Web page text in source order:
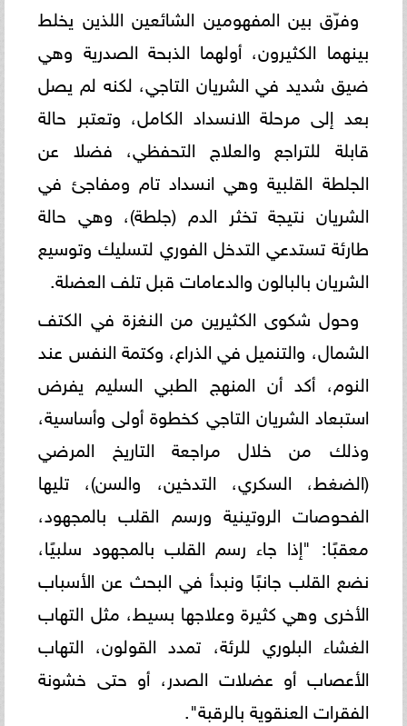
وفرّق بين المفهومين الشائعين اللذين يخلط
بينهما الكثيرون، أولهما الذبحة الصدرية وهي
ضيق شديد في الشريان التاجي، لكنه لم يصل
بعد إلى مرحلة الانسداد الكامل، وتعتبر حالة
قابلة للتراجع والعلاج التحفظي، فضلا عن
الجلطة القلبية وهي انسداد تام ومفاجئ في
الشريان نتيجة تخثر الدم (جلطة)، وهي حالة
طارئة تستدعي التدخل الفوري لتسليك وتوسيع
الشريان بالبالون والدعامات قبل تلف العضلة.
وحول شكوى الكثيرين من النغزة في الكتف
الشمال، والتنميل في الذراع، وكتمة النفس عند
النوم، أكد أن المنهج الطبي السليم يفرض
استبعاد الشريان التاجي كخطوة أولى وأساسية،
وذلك من خلال مراجعة التاريخ المرضي
(الضغط، السكري، التدخين، والسن)، تليها
الفحوصات الروتينية ورسم القلب بالمجهود،
معقبًا: "إذا جاء رسم القلب بالمجهود سلبيًا،
نضع القلب جانبًا ونبدأ في البحث عن الأسباب
الأخرى وهي كثيرة وعلاجها بسيط، مثل التهاب
الغشاء البلوري للرئة، تمدد القولون، التهاب
الأعصاب أو عضلات الصدر، أو حتى خشونة
الفقرات العنقوية بالرقبة".